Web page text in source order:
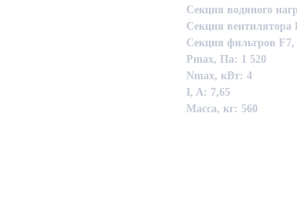
Секция водяного
Секция
Секция фильтров
Pmax, Па: 1 520
Nmax, кВт: 4
I, A: 7,65
Масса, кг: 560